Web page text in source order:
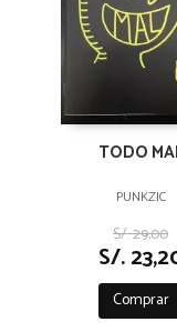
TODO
PUNKZIC
S/. 29,00
S/.
Comprar